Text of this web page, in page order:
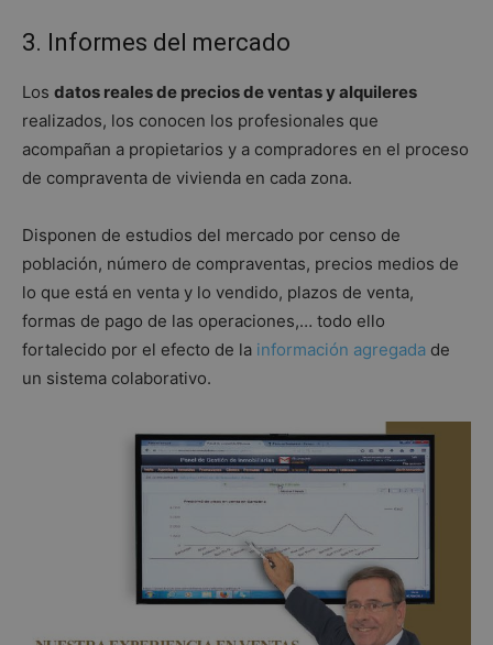
3. Informes del mercado
Los datos reales de precios de ventas y alquileres
realizados, los conocen los profesionales que
acompañan a propietarios y a compradores en el proceso
de compraventa de vivienda en cada zona.
Disponen de estudios del mercado por censo de
población, número de compraventas, precios medios de
lo que está en venta y lo vendido, plazos de venta,
formas de pago de las operaciones,… todo ello
fortalecido por el efecto de la información agregada de
un sistema colaborativo.